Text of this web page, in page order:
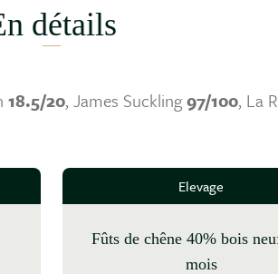
détails
18.5/20, James Suckling97/100, La
Elevage
fûts de chêne 40% bois neuf , 10
mois